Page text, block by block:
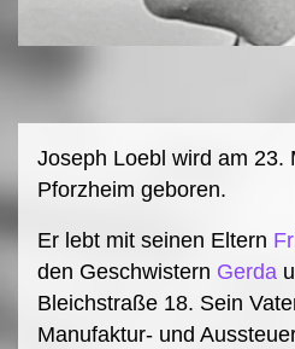
Joseph Loebl wird am 23.
Pforzheim geboren.
Er lebt mit seinen Eltern
den Geschwistern Gerda
Bleichstraße 18. Sein
Manufaktur- und